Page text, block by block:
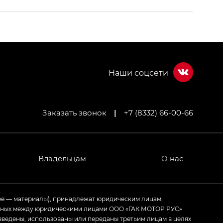
— GB AWD, Джи Эль Полный привод —
стиле — GL (S-Style)
Заказать звонок | +7 (8332) 66-00-66
Владельцам О нас
— материалы), принадлежат юридическим лицам,
между юридическими лицами ООО «ГАК МОТОР РУС»
использованы или переданы третьим лицам в целях